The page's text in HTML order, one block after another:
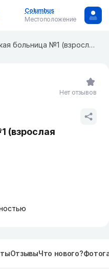
Columbus
Местоположение
Городская больница №1 (взрослая поликлиника)
(взрослая
Нет отзывов
ОтзывыЧто нового?